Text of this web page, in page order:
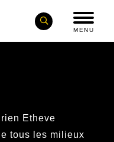
MENU
Etheve
tous les milieux